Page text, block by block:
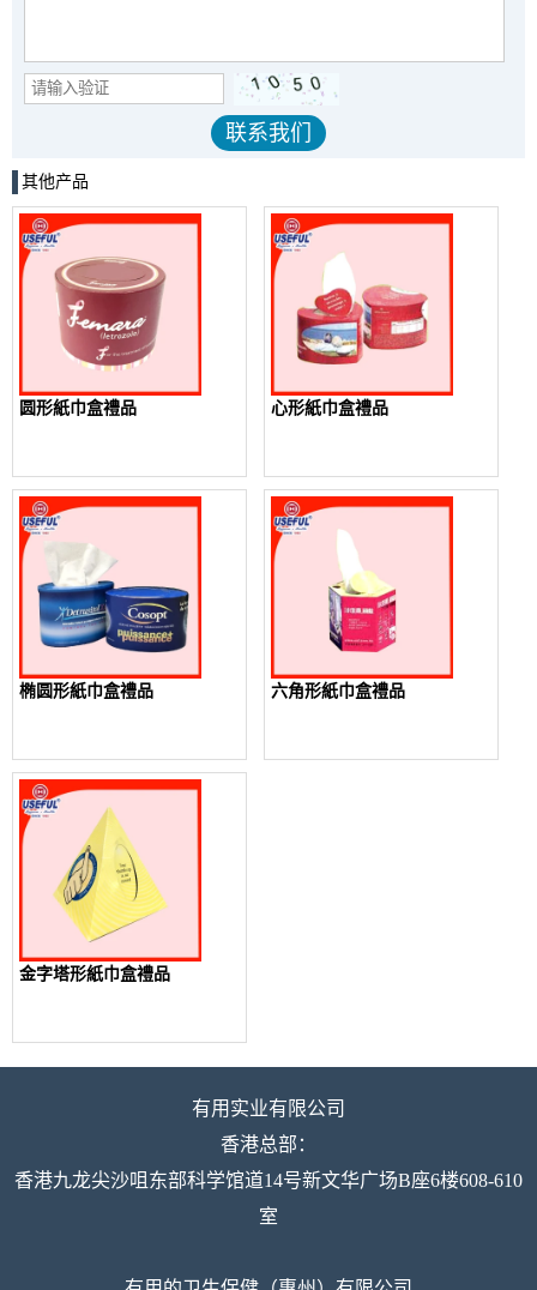
其他产品
圆形紙巾盒禮品 心形紙巾盒禮品
椭圆形紙巾盒禮品 六角形紙巾盒禮品
金字塔形紙巾盒禮品
有用实业有限公司
香港总部：
香港九龙尖沙咀东部科学馆道14号新文华广场B座6楼608-610
室